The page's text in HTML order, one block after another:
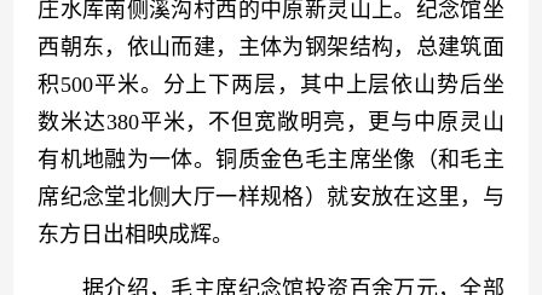
庄水库南侧溪沟村西的中原新灵山上。纪念馆坐
西朝东，依山而建，主体为钢架结构，总建筑面
积500平米。分上下两层，其中上层依山势后坐
数米达380平米，不但宽敞明亮，更与中原灵山
有机地融为一体。铜质金色毛主席坐像（和毛主
席纪念堂北侧大厅一样规格）就安放在这里，与
东方日出相映成辉。
据介绍，毛主席纪念馆投资百余万元，全部